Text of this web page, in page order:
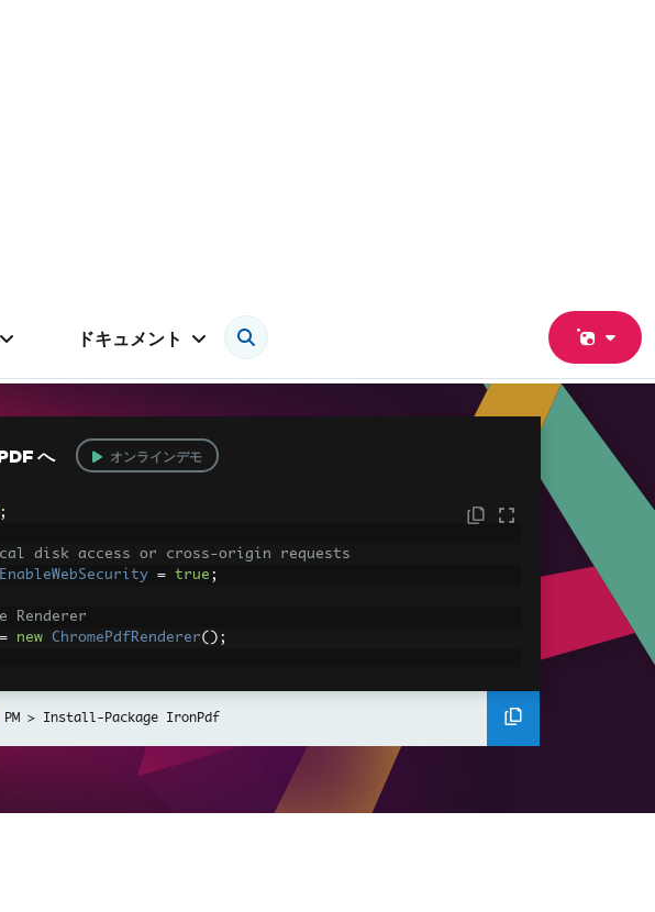
ドキュメント
へ オンラインデモ
;
disk access or cross-origin requests
EnableWebSecurity = true ;
= new ChromePdfRenderer();
Install-Package IronPdf